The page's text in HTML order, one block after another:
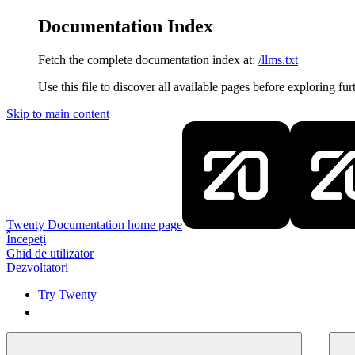
Documentation Index
Fetch the complete documentation index at: /llms.txt
Use this file to discover all available pages before exploring
Skip to main content
Twenty Documentation home page
Începeți
Ghid de utilizator
Dezvoltatori
Try Twenty